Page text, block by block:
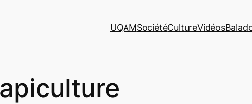
UQAMSociétéCultureVidéos
apiculture